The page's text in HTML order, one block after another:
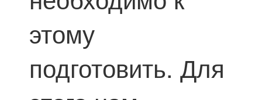
этому
подготовить. Для